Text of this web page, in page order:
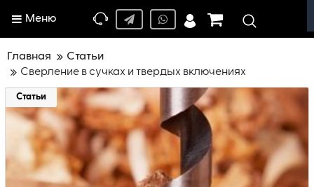
Меню
Главная
Статьи
Сверление в сучках и твердых включениях
Статьи